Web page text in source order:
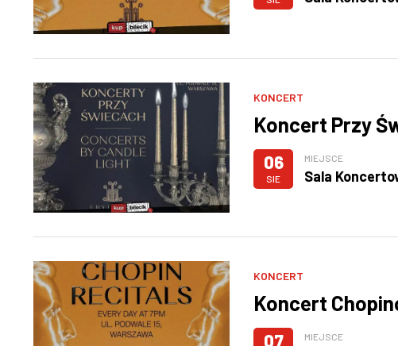
KONCERT
Koncert Przy
06
SIE
MIEJSCE
Sala
KONCERT
Koncert
07 MIEJSCE